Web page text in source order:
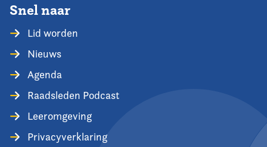
Snel naar
Lid worden
Nieuws
Agenda
Raadsleden Podcast
Leeromgeving
Privacyverklaring